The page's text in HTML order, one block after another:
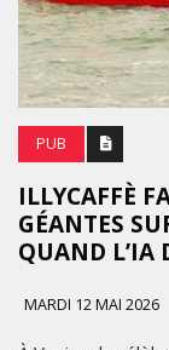
PUB
ILLYCAFFÈ
GÉANTES
QUAND L’IA
MARDI 12 MAI 2026